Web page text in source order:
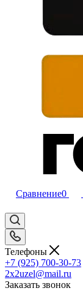
Сравнение0
Телефоны
+7 (925) 700-30-73
2x2uzel@mail.ru
Заказать звонок